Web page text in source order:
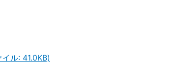
ル: 41.0KB)